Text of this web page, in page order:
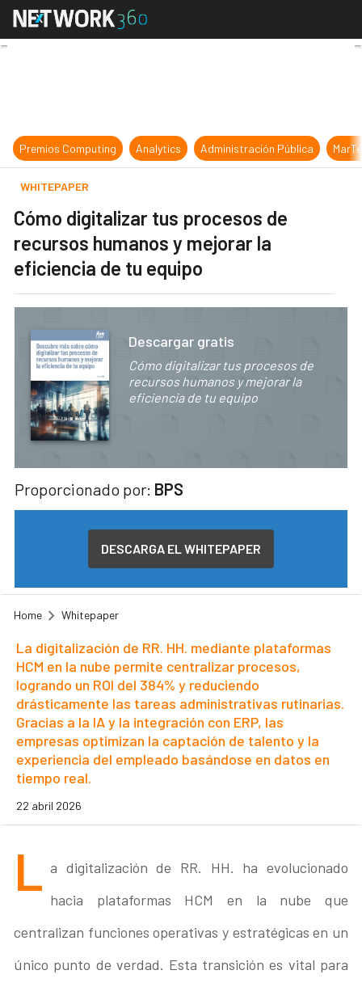
Cómo digitalizar tus procesos de
Premios Computing Analytics Administración Pública
WHITEPAPER
Cómo digitalizar tus procesos de
recursos humanos y mejorar la
eficiencia de tu equipo
Descargar gratis
Cómo digitalizar tus procesos de
recursos humanos y mejorar la
eficiencia de tu equipo
Proporcionado por: BPS
DESCARGA EL WHITEPAPER
Home Whitepaper
La digitalización de RR. HH. mediante plataformas
HCM en la nube permite centralizar procesos,
logrando un ROI del 384% y reduciendo
drásticamente las tareas administrativas rutinarias.
Gracias a la IA y la integración con ERP, las
empresas optimizan la captación de talento y la
experiencia del empleado basándose en datos en
tiempo real.
22 abril 2026
L a digitalización de RR. HH. ha evolucionado
hacia plataformas HCM en la nube que
centralizan funciones operativas y estratégicas en un
único punto de verdad. Esta transición es vital para